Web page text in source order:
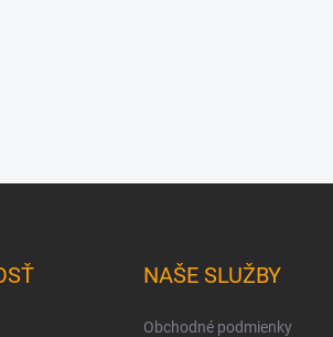
NAŠE SLUŽBY
Obchodné podmienky